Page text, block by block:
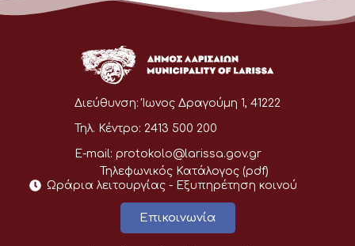
Διεύθυνση: Ίωνος Δραγούμη 1, 41222
Τηλ. Κέντρο: 2413 500 200
E-mail: protokolo@larissa.gov.gr
Τηλεφωνικός Κατάλογος (pdf)
Ωράρια λειτουργίας - Eξυπηρέτηση κοινού
Επικοινωνία